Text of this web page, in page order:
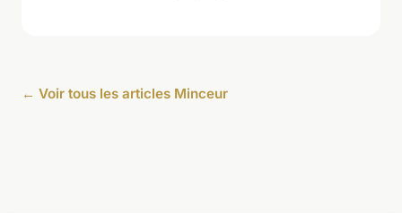
← Voir tous les articles Minceur